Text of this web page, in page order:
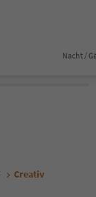
Nacht /
Creativ